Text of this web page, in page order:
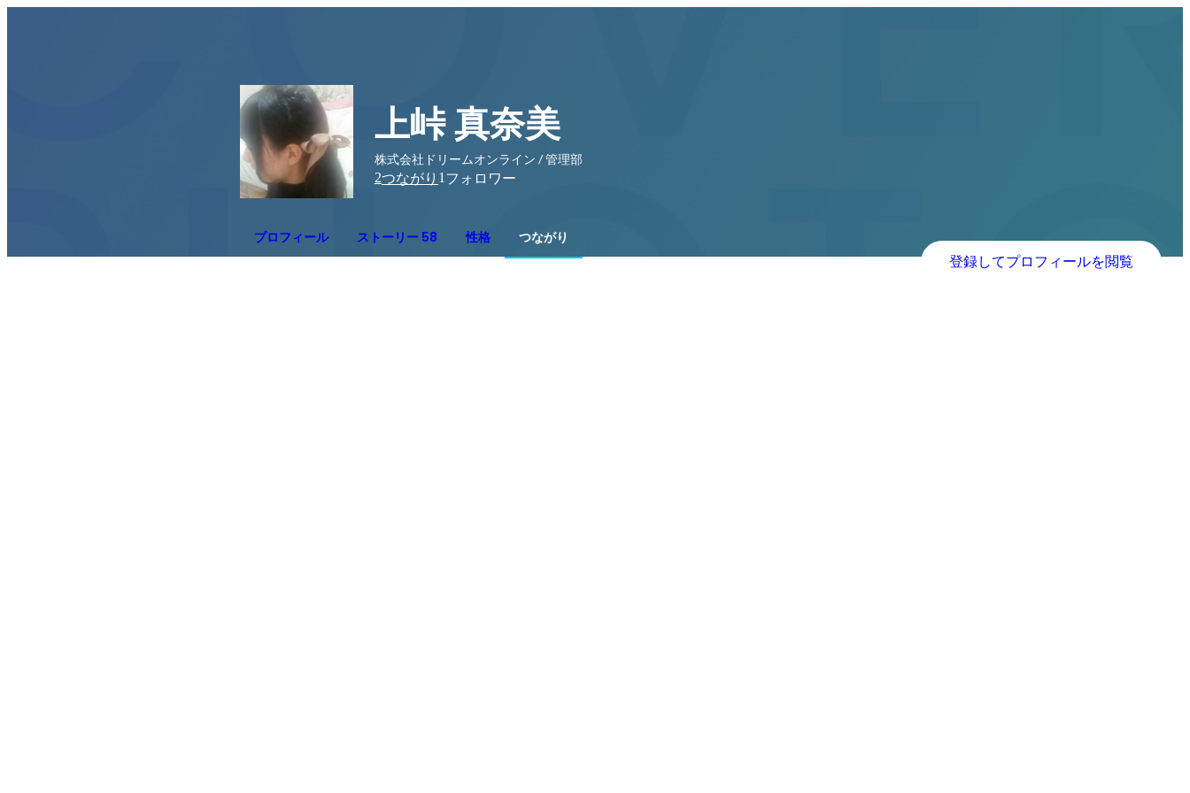
上峠 真奈美
株式会社ドリームオンライン / 管理部
2つながり 1 フォロワー
プロフィール ストーリー 58 性格 つながり
登録してプロフィールを閲覧